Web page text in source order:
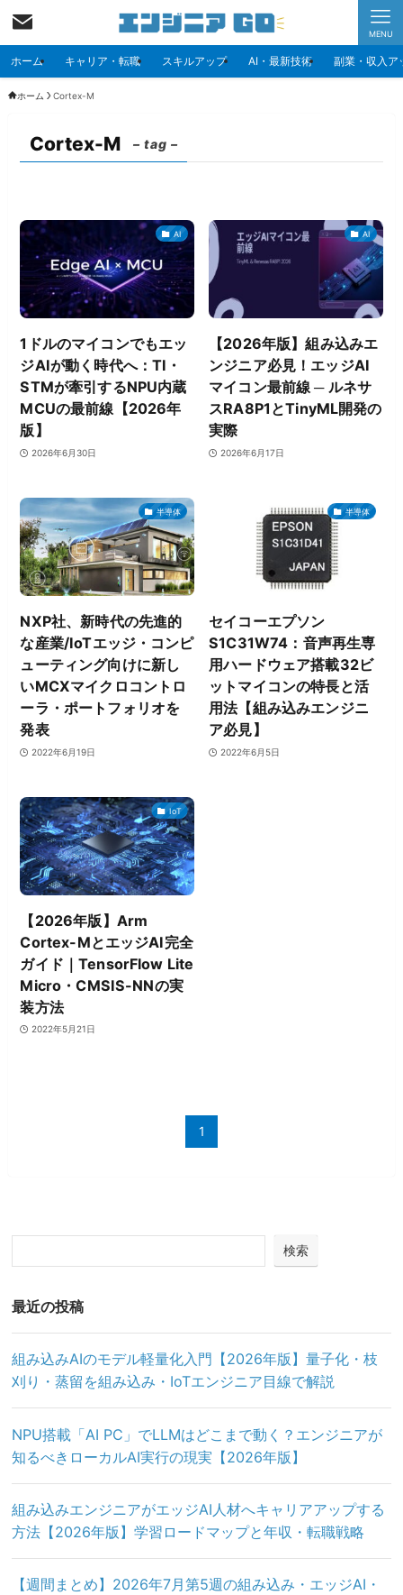
MENU
ホーム キャリア・転職 スキルアップ AI・最新技術 副業・収入ア
ホーム Cortex-M
Cortex-M – tag –
AI
1ドルのマイコンでもエッ
ジAIが動く時代へ：TI・
STMが牽引するNPU内蔵
MCUの最前線【2026年
版】
2026年6月30日
AI
【2026年版】組み込みエ
ンジニア必見！エッジAI
マイコン最前線 ─ ルネサ
スRA8P1とTinyML開発の
実際
2026年6月17日
半導体
NXP社、新時代の先進的
な産業/IoTエッジ・コンピ
ューティング向けに新し
いMCXマイクロコントロ
ーラ・ポートフォリオを
発表
2022年6月19日
半導体
セイコーエプソン
S1C31W74：音声再生専
用ハードウェア搭載32ビ
ットマイコンの特長と活
用法【組み込みエンジニ
ア必見】
2022年6月5日
IoT
【2026年版】Arm
Cortex-MとエッジAI完全
ガイド｜TensorFlow Lite
Micro・CMSIS-NNの実
装方法
2022年5月21日
1
検索
最近の投稿
組み込みAIのモデル軽量化入門【2026年版】量子化・枝
刈り・蒸留を組み込み・IoTエンジニア目線で解説
NPU搭載「AI PC」でLLMはどこまで動く？エンジニアが
知るべきローカルAI実行の現実【2026年版】
組み込みエンジニアがエッジAI人材へキャリアアップする
方法【2026年版】学習ロードマップと年収・転職戦略
【週間まとめ】2026年7月第5週の組み込み・エッジAI・